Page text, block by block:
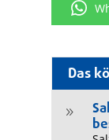
Das
9